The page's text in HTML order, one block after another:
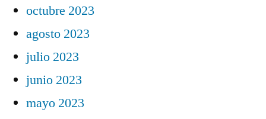
octubre 2023
agosto 2023
julio 2023
junio 2023
mayo 2023